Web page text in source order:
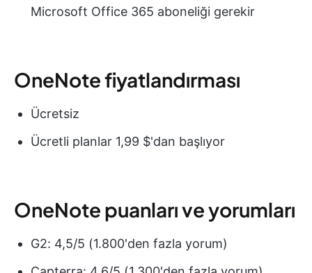
Microsoft Office 365 aboneliği gerekir
OneNote fiyatlandırması
Ücretsiz
Ücretli planlar 1,99 $'dan başlıyor
OneNote puanları ve yorumları
G2: 4,5/5 (1.800'den fazla yorum)